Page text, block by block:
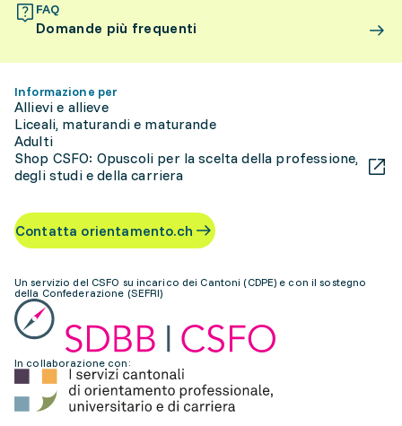
FAQ
Domande più frequenti
Informazione per
Allievi e allieve
Liceali, maturandi e maturande
Adulti
Shop CSFO: Opuscoli per la scelta della professione,
degli studi e della carriera
Contatta orientamento.ch
Un servizio del CSFO su incarico dei Cantoni (CDPE) e con il sostegno
della Confederazione (SEFRI)
In collaborazione con: